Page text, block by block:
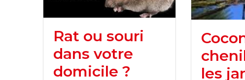
Rat ou souri
dans votre
domicile ?
les